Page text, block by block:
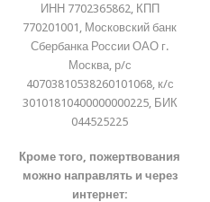
ИНН 7702365862, КПП
770201001, Московский банк
Сбербанка России ОАО г.
Москва, р/с
40703810538260101068, к/с
30101810400000000225, БИК
044525225
Кроме того, пожертвования
можно направлять и через
интернет: